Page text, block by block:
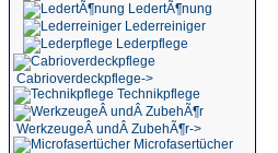
LedertÃ¶nung
Lederreiniger
Lederpflege
Cabrioverdeckpflege->
Technikpflege
WerkzeugeÂ undÂ ZubehÃ¶r->
Microfasertücher